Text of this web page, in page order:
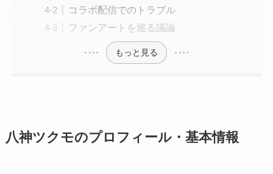
コラボ配信でのトラブル
ファンアートを巡る議論
もっと見る
八神ツクモのプロフィール・基本情報